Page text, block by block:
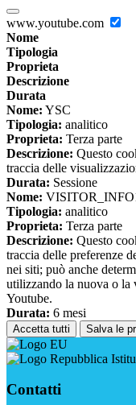
www.youtube.com
Nome
Tipologia
Proprieta
Descrizione
Durata
Nome: YSC
Tipologia: analitico
Proprieta: Terza parte
Descrizione: Questo
traccia delle
Durata: Sessione
Nome:
Tipologia: analitico
Proprieta: Terza parte
Descrizione: Questo
traccia delle preferenze
nei siti; può anche
utilizzando la nuova o la
Youtube.
Durata: 6 mesi
Accetta tutti Salva le
Contatti